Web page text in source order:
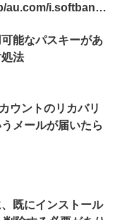
au.com/i.softbank
能なパスキーがあ
法
ウントのリカバリ
メールが届いたら
、既にインストール